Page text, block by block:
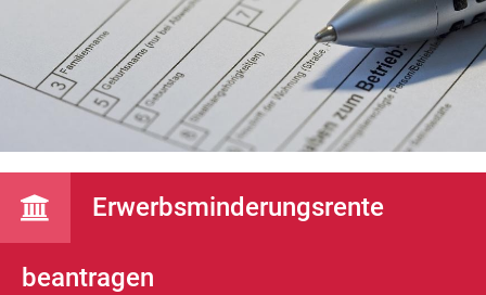
Erwerbsminderungsrente
beantragen